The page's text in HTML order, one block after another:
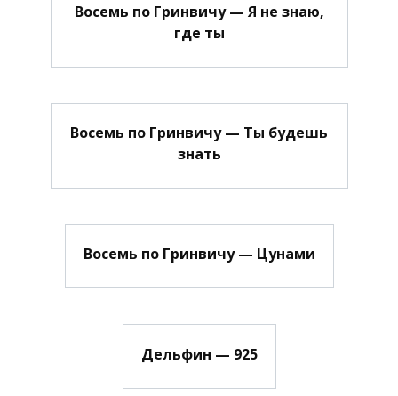
Восемь по Гринвичу — Я не знаю,
где ты
Восемь по Гринвичу — Ты будешь
знать
Восемь по Гринвичу — Цунами
Дельфин — 925